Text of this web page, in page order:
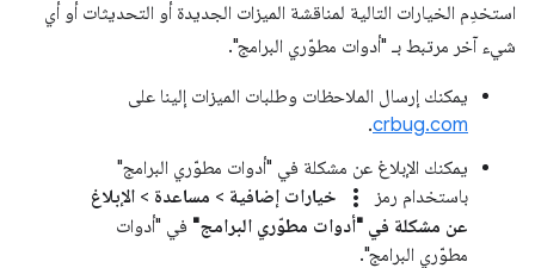
استخدِم الخيارات التالية لمناقشة الميزات الجديدة أو التحديثات أو أي
شيء آخر مرتبط بـ "أدوات مطوّري البرامج".
يمكنك إرسال الملاحظات وطلبات الميزات إلينا على
crbug.com
.
يمكنك الإبلاغ عن مشكلة في "أدوات مطوّري البرامج"
باستخدام رمز
more_vert خيارات إضافية > مساعدة > الإبلاغ
عن مشكلة في "أدوات مطوّري البرامج" في "أدوات
مطوّري البرامج".